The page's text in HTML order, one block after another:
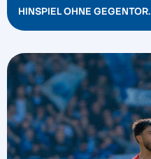
HINSPIEL OHNE GEGENTOR.